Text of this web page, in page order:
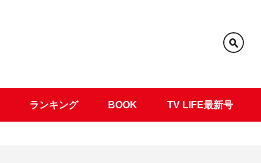
ランキング BOOK TV LIFE最新号